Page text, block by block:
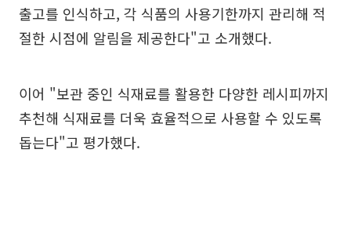
출고를 인식하고, 각 식품의 사용기한까지 관리해 적
절한 시점에 알림을 제공한다"고 소개했다.
이어 "보관 중인 식재료를 활용한 다양한 레시피까지
추천해 식재료를 더욱 효율적으로 사용할 수 있도록
돕는다"고 평가했다.